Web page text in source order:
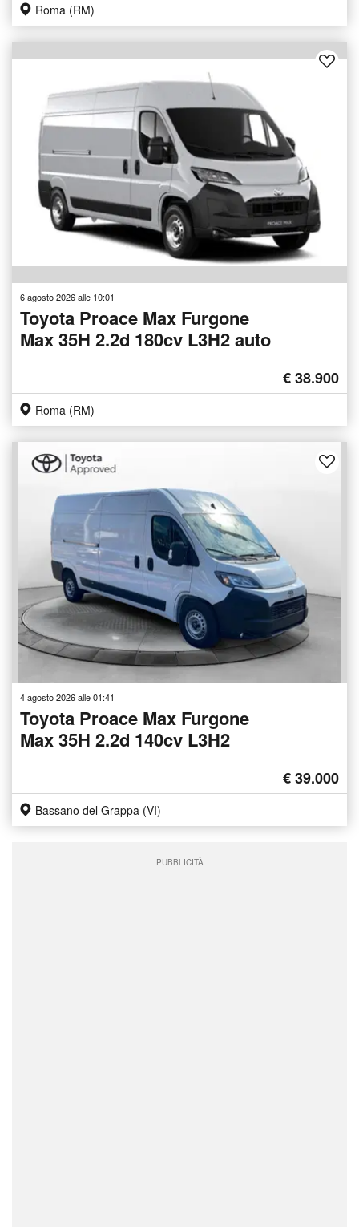
Roma (RM)
6 agosto 2026 alle 10:01
Toyota Proace Max Furgone
Max 35H 2.2d 180cv L3H2 auto
€ 38.900
Roma (RM)
4 agosto 2026 alle 01:41
Toyota Proace Max Furgone
Max 35H 2.2d 140cv L3H2
€ 39.000
Bassano del Grappa (VI)
PUBBLICITÀ